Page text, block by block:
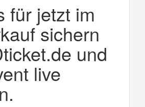
für jetzt im
sichern
und
live